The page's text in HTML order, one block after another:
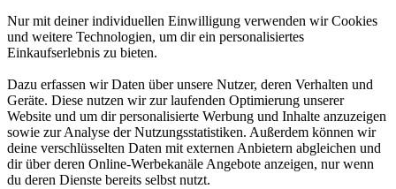
Nur mit deiner individuellen Einwilligung verwenden wir Cookies
und weitere Technologien, um dir ein personalisiertes
Einkaufserlebnis zu bieten.
Dazu erfassen wir Daten über unsere Nutzer, deren Verhalten und
Geräte. Diese nutzen wir zur laufenden Optimierung unserer
Website und um dir personalisierte Werbung und Inhalte anzuzeigen
sowie zur Analyse der Nutzungsstatistiken. Außerdem können wir
deine verschlüsselten Daten mit externen Anbietern abgleichen und
dir über deren Online-Werbekanäle Angebote anzeigen, nur wenn
du deren Dienste bereits selbst nutzt.